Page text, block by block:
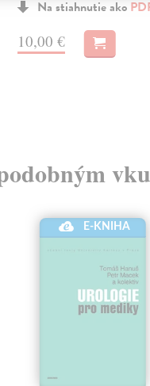
Na stiahnutie ako
10,00 €
E-KNIHA